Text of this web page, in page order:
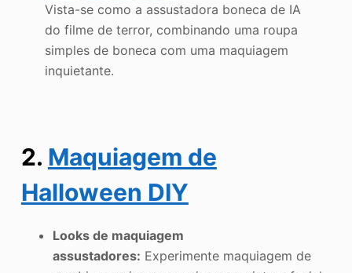
Vista-se como a assustadora boneca de IA
do filme de terror, combinando uma roupa
simples de boneca com uma maquiagem
inquietante.
2. Maquiagem de
Halloween DIY
Looks de maquiagem
assustadores: Experimente maquiagem de